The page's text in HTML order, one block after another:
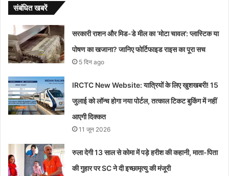
संबंधित खबरें
सरकारी राशन और मिड-डे मील का ‘मोटा चावल’: प्लास्टिक या
पोषण का खजाना? जानिए फोर्टिफाइड राइस का पूरा सच
5 दिन ago
IRCTC New Website: यात्रियों के लिए खुशखबरी! 15
जुलाई को लॉन्च होगा नया पोर्टल, तत्काल टिकट बुकिंग में नहीं
आएगी दिक्कत
11 जून 2026
रुला देगी 13 साल से कोमा में पड़े हरीश की कहानी, माता-पिता
की गुहार पर SC ने दी इच्छामृत्यु की मंजूरी